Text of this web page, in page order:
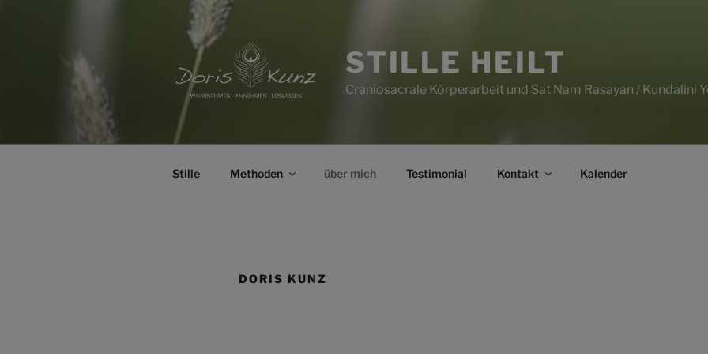
STILLE HEILT
Craniosacrale Körperarbeit und Sat Nam Rasayan / Kundalini
Stille Methoden über mich Testimonial Kontakt Kalender
DORIS KUNZ